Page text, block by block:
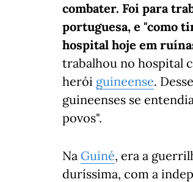
combater. Foi para
portuguesa, e "como
hospital hoje em
trabalhou no hospital
herói guineense.
guineenses se
povos".
Na Guiné, era a
duríssima, com a